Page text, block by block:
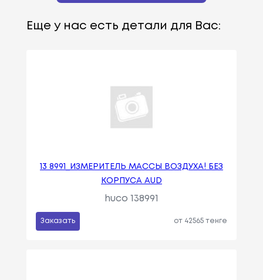
Еще у нас есть детали для Вас:
13 8991_ИЗМЕРИТЕЛЬ МАССЫ ВОЗДУХА! БЕЗ
КОРПУСА AUD
huco 138991
Заказать от 42565 тенге